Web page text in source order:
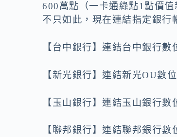
600萬點（一卡通綠點1點價
不只如此，現在連結指定銀行
【台中銀行】連結台中銀行
【新光銀行】連結新光OU數
【玉山銀行】連結玉山銀行
【聯邦銀行】連結聯邦銀行